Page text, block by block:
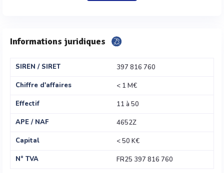
Informations juridiques
SIREN / SIRET
397 816 760
Chiffre d'affaires
< 1 M€
Effectif
11 à 50
APE / NAF
4652Z
Capital
< 50 K€
N° TVA
FR25 397 816 760